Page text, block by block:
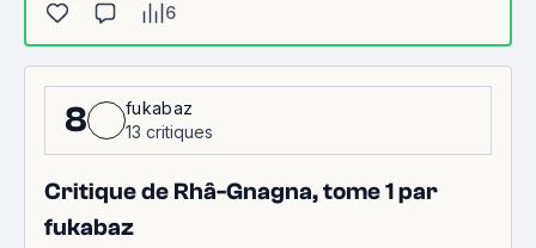
6
8
fukabaz
13 critiques
Critique de Rhâ-Gnagna, tome 1 par
fukabaz